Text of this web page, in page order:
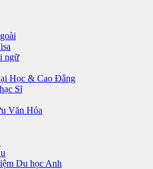
ngữ
Học & Cao Đẳng
Sĩ
Văn Hóa
Du học Anh